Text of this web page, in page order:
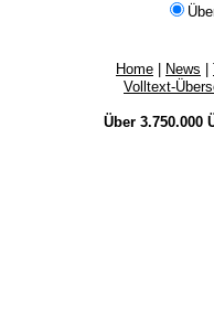
Home News
Volltext-
Über 3.750.000